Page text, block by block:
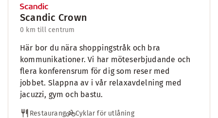
Scandic Crown
0 km till centrum
Här bor du nära shoppingstråk och bra
kommunikationer. Vi har möteserbjudande och
flera konferensrum för dig som reser med
jobbet. Slappna av i vår relaxavdelning med
jacuzzi, gym och bastu.
Restaurang
Cyklar för utlåning